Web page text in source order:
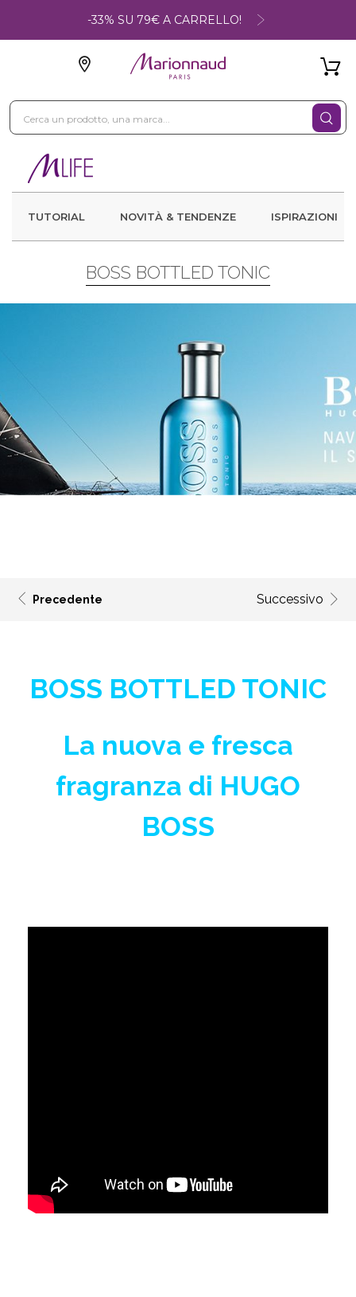
-33% SU 79€ A CARRELLO!
TUTORIAL NOVITÀ & TENDENZE ISPIRAZIONI
BOSS BOTTLED TONIC
Precedente Successivo
BOSS BOTTLED TONIC
La nuova e fresca
fragranza di HUGO
BOSS